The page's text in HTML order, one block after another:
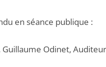
en séance publique :
Odinet,